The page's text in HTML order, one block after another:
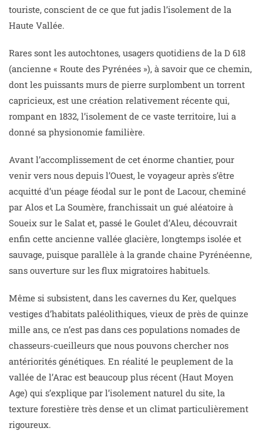
touriste, conscient de ce que fut jadis l’isolement de la
Haute Vallée.
Rares sont les autochtones, usagers quotidiens de la D 618
(ancienne « Route des Pyrénées »), à savoir que ce chemin,
dont les puissants murs de pierre surplombent un torrent
capricieux, est une création relativement récente qui,
rompant en 1832, l’isolement de ce vaste territoire, lui a
donné sa physionomie familière.
Avant l’accomplissement de cet énorme chantier, pour
venir vers nous depuis l’Ouest, le voyageur après s’être
acquitté d’un péage féodal sur le pont de Lacour, cheminé
par Alos et La Soumère, franchissait un gué aléatoire à
Soueix sur le Salat et, passé le Goulet d’Aleu, découvrait
enfin cette ancienne vallée glacière, longtemps isolée et
sauvage, puisque parallèle à la grande chaine Pyrénéenne,
sans ouverture sur les flux migratoires habituels.
Même si subsistent, dans les cavernes du Ker, quelques
vestiges d’habitats paléolithiques, vieux de près de quinze
mille ans, ce n’est pas dans ces populations nomades de
chasseurs-cueilleurs que nous pouvons chercher nos
antériorités génétiques. En réalité le peuplement de la
vallée de l’Arac est beaucoup plus récent (Haut Moyen
Age) qui s’explique par l’isolement naturel du site, la
texture forestière très dense et un climat particulièrement
rigoureux.